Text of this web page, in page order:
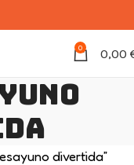
0 0,00
divertida”